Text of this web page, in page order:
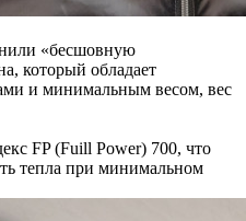
«бесшовную
который обладает
и минимальным весом, вес
FP (Fuill Power) 700, что
тепла при минимальном